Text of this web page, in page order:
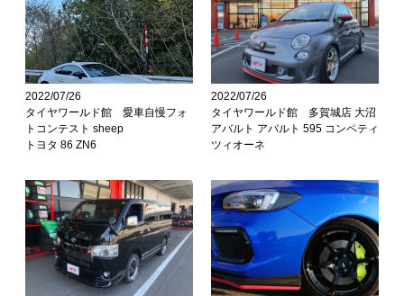
2022/07/26
タイヤワールド館 愛車自慢フォ
トコンテスト sheep
トヨタ 86 ZN6
2022/07/26
タイヤワールド館 多賀城店 大沼
アバルト アバルト 595 コンペティ
ツィオーネ